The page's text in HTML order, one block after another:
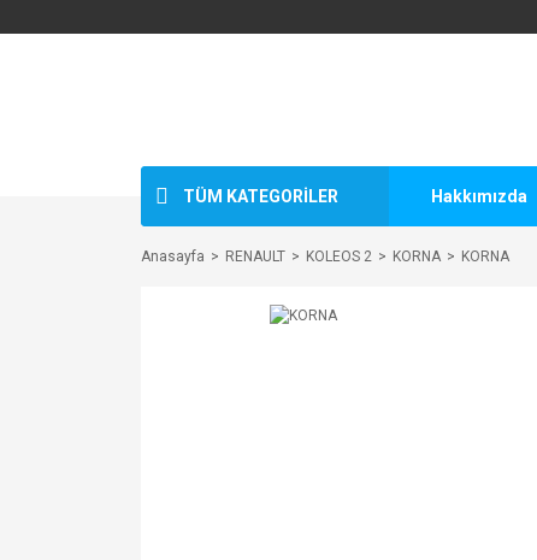
TÜM KATEGORİLER Hakkımızda
Anasayfa RENAULT KOLEOS 2 KORNA KORNA